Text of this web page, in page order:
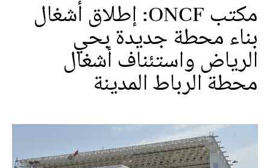
مكتب ONCF: إطلاق أشغال
بناء محطة جديدة بحي
الرياض واستئناف أشغال
محطة الرباط المدينة